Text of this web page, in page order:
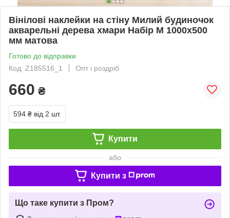
Вінілові наклейки на стіну Милий будиночок
акварельні дерева хмари Набір М 1000х500
мм матова
Готово до відправки
Код: Z185516_1
Опт і роздріб
660 ₴
594 ₴ від 2 шт.
Купити
або
Купити з
Що таке купити з Пром?